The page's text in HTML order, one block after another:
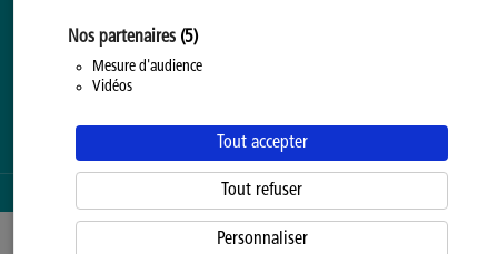
Nos partenaires (5)
Mesure d'audience
Vidéos
Tout accepter
Tout refuser
Personnaliser